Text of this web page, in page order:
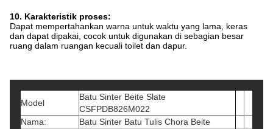
10. Karakteristik proses:
Dapat mempertahankan warna untuk waktu yang lama, keras
dan dapat dipakai, cocok untuk digunakan di sebagian besar
ruang dalam ruangan kecuali toilet dan dapur.
Model
Batu Sinter Beite Slate
CSFPDB826M022
Nama:
Batu Sinter Batu Tulis Chora Beite